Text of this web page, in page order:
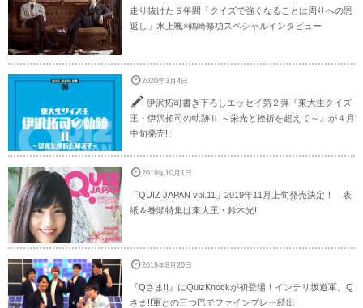
走り抜けた６年間「クイズで強くなることは周りへの恩
返し」水上颯×鶴崎修功スペシャルインタビュー
2020年3月4日
伊沢拓司書き下ろしエッセイ第２弾『東大生クイズ
王・伊沢拓司の軌跡Ⅱ ～栄光と挫折を超えて～』が４月
中旬発売!!
2019年10月1日
「QUIZ JAPAN vol.11」2019年11月上旬発売決定！ 表
紙＆巻頭特集は東大王・鈴木光!!
2019年8月20日
『Qさま!!』にQuizKnockが初登場！インテリ坂道軍、Q
さま!!軍との三つ巴でファインプレー続出